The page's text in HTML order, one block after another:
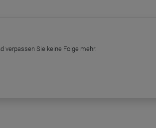
verpassen Sie keine Folge mehr: